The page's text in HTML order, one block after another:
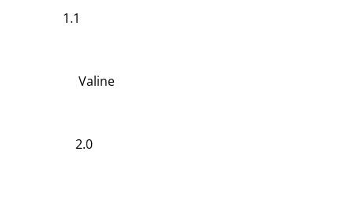
1.1
Valine
2.0